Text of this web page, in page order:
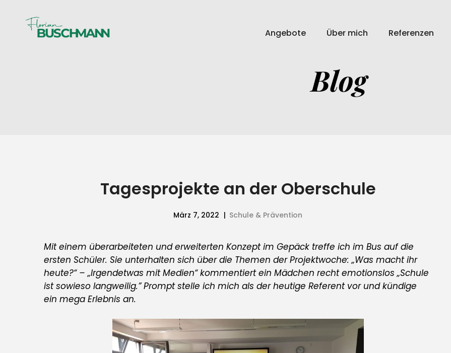
Angebote Über mich Referenzen
Blog
Tagesprojekte an der Oberschule
März 7, 2022 Schule & Prävention
Mit einem überarbeiteten und erweiterten Konzept im Gepäck treffe ich im Bus auf die
ersten Schüler. Sie unterhalten sich über die Themen der Projektwoche: „Was macht ihr
heute?“ – „Irgendetwas mit Medien“ kommentiert ein Mädchen recht emotionslos „Schule
ist sowieso langweilig.” Prompt stelle ich mich als der heutige Referent vor und kündige
ein mega Erlebnis an.